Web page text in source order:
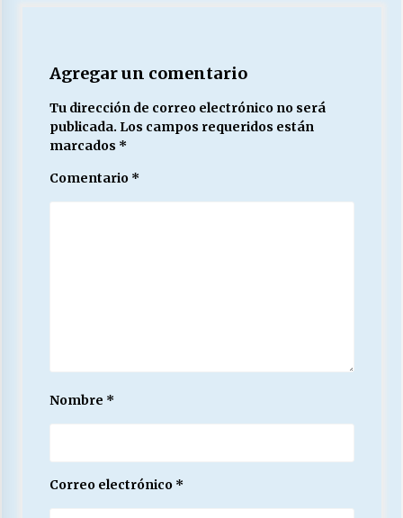
Agregar un comentario
Tu dirección de correo electrónico no será
publicada. Los campos requeridos están
marcados *
Comentario *
Nombre *
Correo electrónico *